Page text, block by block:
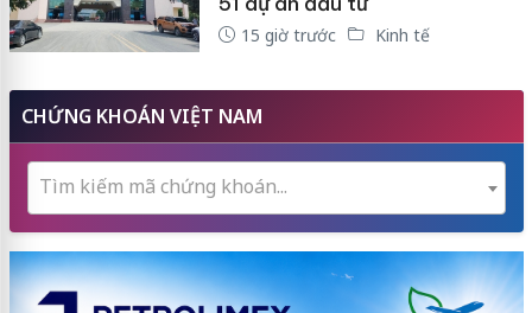
15 giờ trước Kinh tế
CHỨNG KHOÁN VIỆT NAM
Tìm kiếm mã chứng khoán...